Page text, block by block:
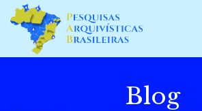
para
conteúdo
Blog